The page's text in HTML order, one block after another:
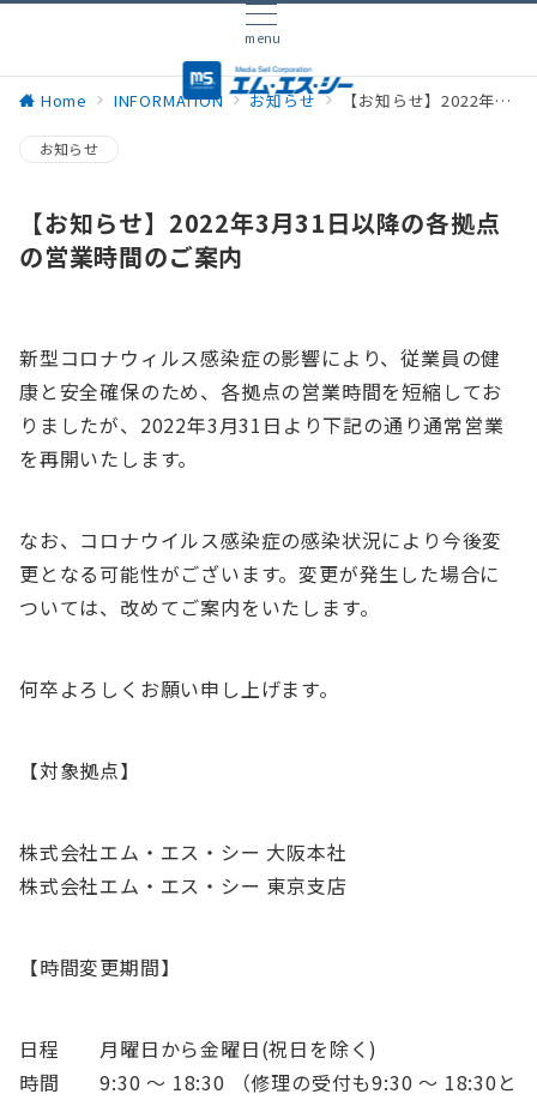
menu
Home INFORMATION お知らせ 【お知らせ】2022年3月31日以降の各拠点の営業時間のご案内
お知らせ
【お知らせ】2022年3月31日以降の各拠点
の営業時間のご案内
新型コロナウィルス感染症の影響により、従業員の健
康と安全確保のため、各拠点の営業時間を短縮してお
りましたが、2022年3月31日より下記の通り通常営業
を再開いたします。
なお、コロナウイルス感染症の感染状況により今後変
更となる可能性がございます。変更が発生した場合に
ついては、改めてご案内をいたします。
何卒よろしくお願い申し上げます。
【対象拠点】
株式会社エム・エス・シー 大阪本社
株式会社エム・エス・シー 東京支店
【時間変更期間】
日程 月曜日から金曜日(祝日を除く)
時間 9:30 〜 18:30 （修理の受付も9:30 〜 18:30と